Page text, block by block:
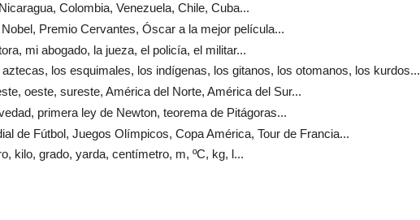
Colombia, Venezuela, Chile, Cuba...
Premio Cervantes, Óscar a la mejor película...
mi abogado, la jueza, el policía, el militar...
los esquimales, los indígenas, los gitanos, los otomanos, los kurdos...
oeste, sureste, América del Norte, América del Sur...
primera ley de Newton, teorema de Pitágoras...
de Fútbol, Juegos Olímpicos, Copa América, Tour de Francia...
kilo, grado, yarda, centímetro, m, ºC, kg, l...